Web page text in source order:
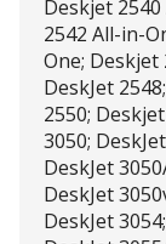
Deskjet
2542 All-in-
One; Deskjet
DeskJet
2550;
3050;
DeskJet
DeskJet
DeskJet